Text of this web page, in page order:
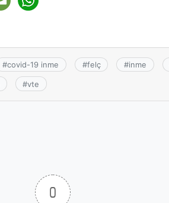
#covid-19 inme #felç #inme
#vte
0